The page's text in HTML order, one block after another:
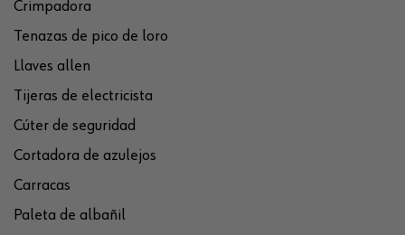
Crimpadora
Tenazas de pico de loro
Llaves allen
Tijeras de electricista
Cúter de seguridad
Cortadora de azulejos
Carracas
Paleta de albañil